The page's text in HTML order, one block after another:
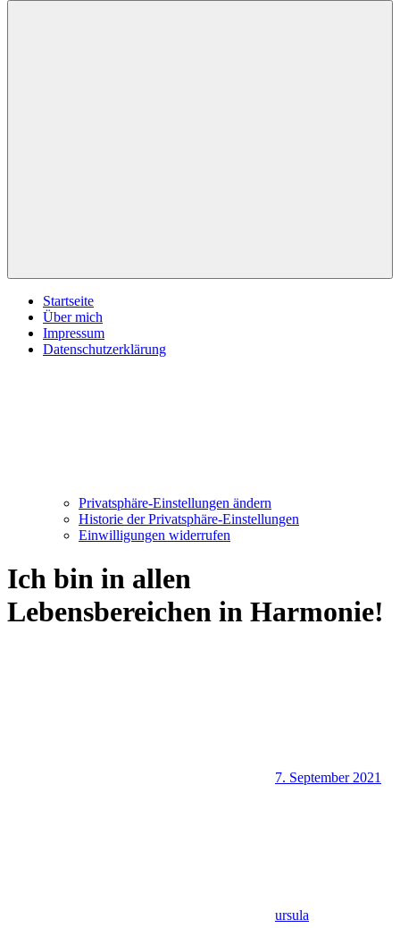
Startseite
Über mich
Impressum
Datenschutzerklärung
Privatsphäre-Einstellungen ändern
Historie der Privatsphäre-Einstellungen
Einwilligungen widerrufen
Ich bin in allen
Lebensbereichen in Harmonie!
7. September 2021
ursula